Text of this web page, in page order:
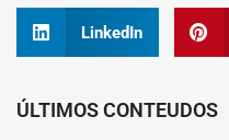
LinkedIn
ÚLTIMOS CONTEUDOS